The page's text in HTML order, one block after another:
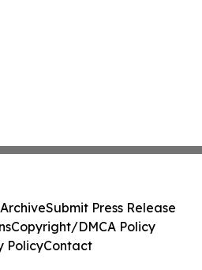
Submit Press Release
Copyright/DMCA Policy
PolicyContact